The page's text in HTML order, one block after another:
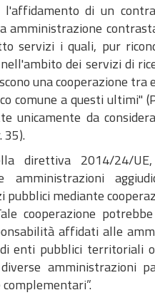
di un
amministrazione
servizi i quali, pur
dei servizi di
una cooperazione
comune a questi ultimi"
unicamente da
direttiva 2014/24/
amministrazioni
mediante
cooperazione
affidati alle
enti pubblici territoriali
amministrazioni